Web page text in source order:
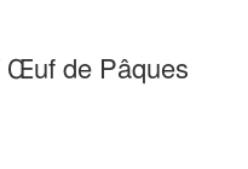
Œuf de Pâques